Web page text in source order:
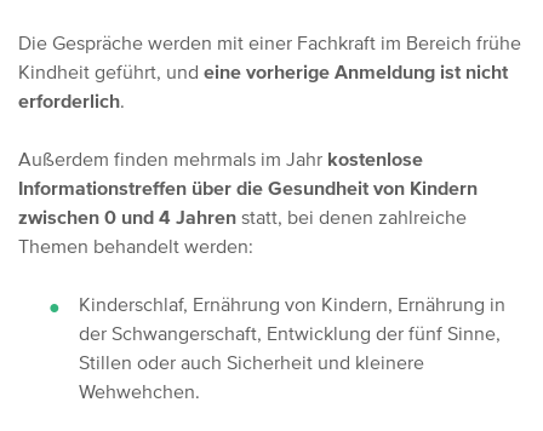
Die Gespräche werden mit einer Fachkraft im Bereich frühe
Kindheit geführt, und eine vorherige Anmeldung ist nicht
erforderlich.
Außerdem finden mehrmals im Jahr kostenlose
Informationstreffen über die Gesundheit von Kindern
zwischen 0 und 4 Jahren statt, bei denen zahlreiche
Themen behandelt werden:
Kinderschlaf, Ernährung von Kindern, Ernährung in
der Schwangerschaft, Entwicklung der fünf Sinne,
Stillen oder auch Sicherheit und kleinere
Wehwehchen.